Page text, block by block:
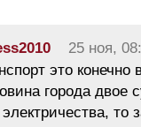
25 ноя,
это конечно
города двое
то